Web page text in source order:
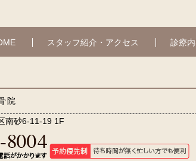
スタッフ紹介・アクセス 診療
院
南砂6-11-19 1F